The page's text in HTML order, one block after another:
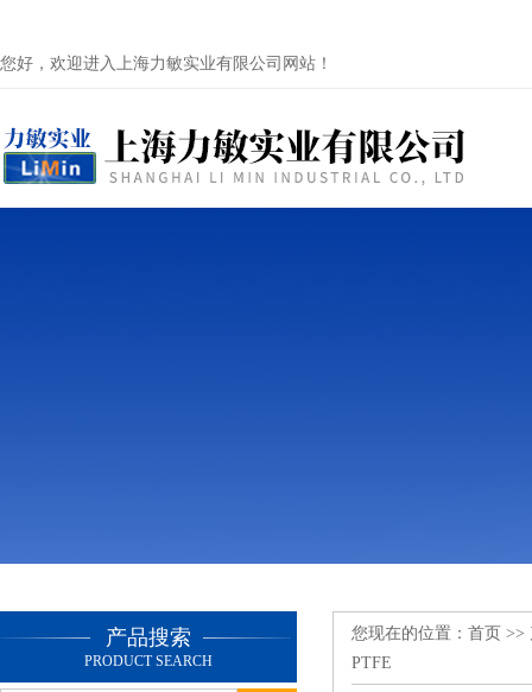
您好，欢迎进入上海力敏实业有限公司网站！
产品搜索
PRODUCT SEARCH
您现在的位置： 首页 >>
PTFE